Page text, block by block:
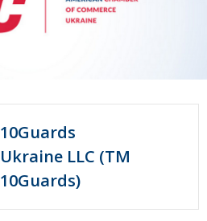
10Guards
Ukraine LLC (TM
10Guards)